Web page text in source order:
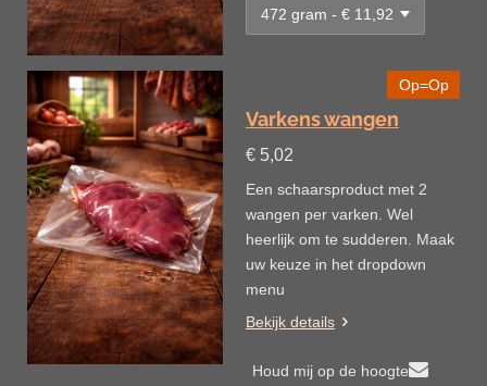
Op=Op
Varkens wangen
€ 5,02
Een schaarsproduct met 2
wangen per varken. Wel
heerlijk om te sudderen. Maak
uw keuze in het dropdown
menu
Bekijk details
Houd mij op de hoogte